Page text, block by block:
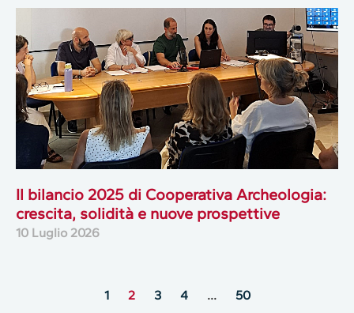
Il bilancio 2025 di Cooperativa Archeologia:
crescita, solidità e nuove prospettive
10 Luglio 2026
1 2 3 4 … 50